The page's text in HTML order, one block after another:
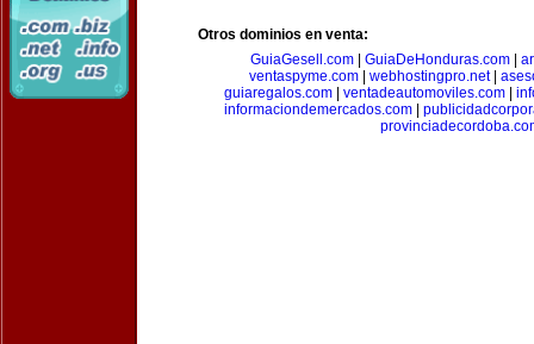
Otros dominios en venta:
GuiaGesell.com| GuiaDeHonduras.com|
ventaspyme.com
webhostingpro.net|
guiaregalos.com| ventadeautomoviles.com|
informaciondemercados.com|